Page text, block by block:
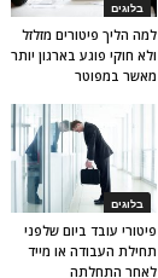
בלוגים
למה הליך פיטורים מזלזל
ולא חוקי פוגע בארגון יותר
מאשר במפוטר
בלוגים
פיטורי עובד ביום שלפני
תחילת העבודה או מייד
לאחר התחלתה